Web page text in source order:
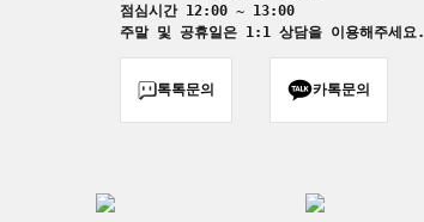
점심시간 12:00 ~ 13:00
주말 및 공휴일은 1:1 상담을 이용해주세요.
톡톡문의 카톡문의